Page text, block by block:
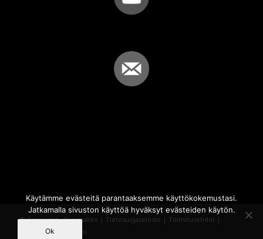
© Copyright - Sammakko | Tietosuojaseloste | Toimitusehdot |
Powered by
iQWebbi
Käytämme evästeitä parantaaksemme käyttökokemustasi.
Jatkamalla sivuston käyttöä hyväksyt evästeiden käytön.
Ok